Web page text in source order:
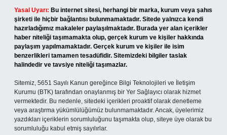
Yasal Uyarı: Bu internet sitesi, herhangi bir marka, kurum veya şahıs
şirketi ile hiçbir bağlantısı bulunmamaktadır. Sitede yalnızca kendi
hazırladığımız makaleler paylaşılmaktadır. Burada yer alan içerikler
haber niteliği taşımamakta olup, gerçek kurum ve kişiler hakkında
paylaşım yapılmamaktadır. Gerçek kurum ve kişiler ile isim
benzerlikleri tamamen tesadüfidir. Sitemizdeki bilgiler taslak
halindedir ve tavsiye niteliği taşımazlar.
Sitemiz, 5651 Sayılı Kanun gereğince Bilgi Teknolojileri ve İletişim
Kurumu (BTK) tarafından onaylanmış bir Yer Sağlayıcı olarak hizmet
vermektedir. Bu nedenle, sitedeki içerikleri proaktif olarak denetleme
veya araştırma yükümlülüğümüz bulunmamaktadır. Ancak, üyelerimiz
yazdıkları içeriklerin sorumluluğunu taşımakta olup, siteye üye olarak bu
sorumluluğu kabul etmiş sayılırlar.